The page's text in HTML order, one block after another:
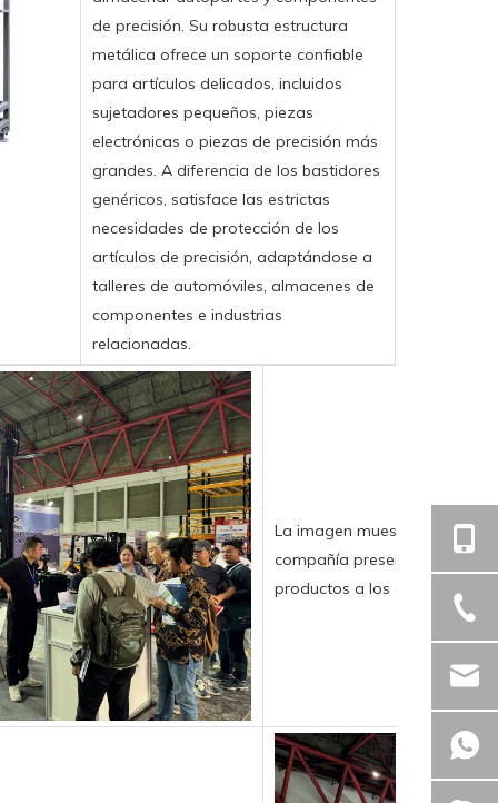
de precisión. Su robusta estructura
metálica ofrece un soporte confiable
para artículos delicados, incluidos
sujetadores pequeños, piezas
electrónicas o piezas de precisión más
grandes. A diferencia de los bastidores
genéricos, satisface las estrictas
necesidades de protección de los
artículos de precisión, adaptándose a
talleres de automóviles, almacenes de
componentes e industrias
relacionadas.
La imagen muestra que el
compañía presenta el perfil
productos a los clientes